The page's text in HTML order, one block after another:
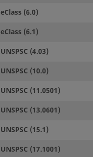
eClass (6.0)
eClass (6.1)
UNSPSC (4.03)
UNSPSC (10.0)
UNSPSC (11.0501)
UNSPSC (13.0601)
UNSPSC (15.1)
UNSPSC (17.1001)